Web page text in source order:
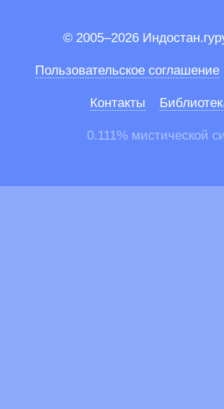
© 2005–2026
Пользовательское соглашение
Контакты
0.111% мистической